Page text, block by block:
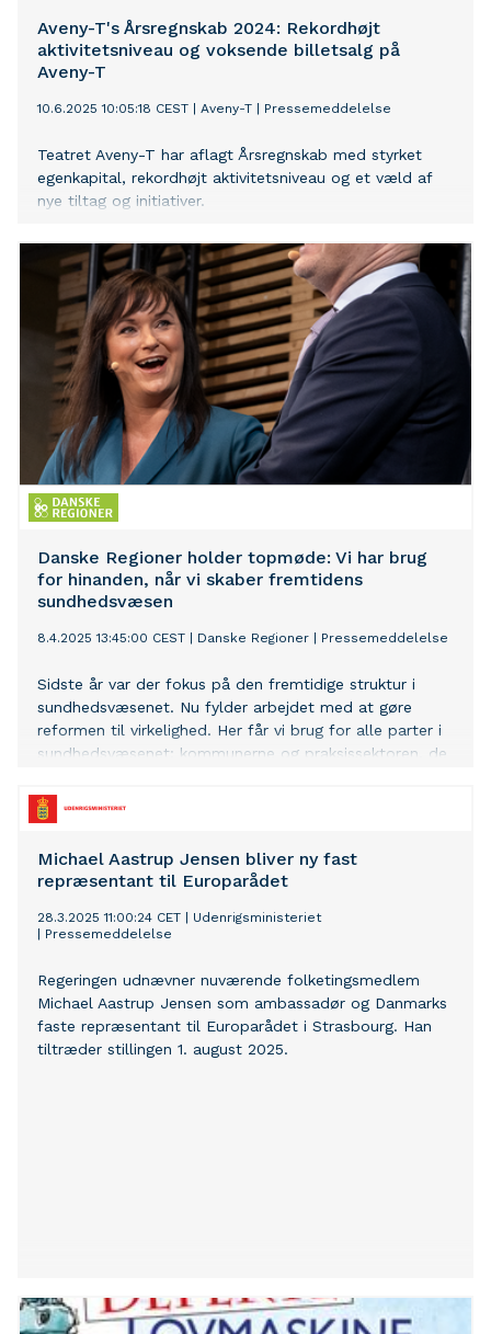
Aveny-T's Årsregnskab 2024: Rekordhøjt
aktivitetsniveau og voksende billetsalg på
Aveny-T
10.6.2025 10:05:18 CEST Aveny-T Pressemeddelelse
Teatret Aveny-T har aflagt Årsregnskab med styrket
egenkapital, rekordhøjt aktivitetsniveau og et væld af
nye tiltag og initiativer.
Danske Regioner holder topmøde: Vi har brug
for hinanden, når vi skaber fremtidens
sundhedsvæsen
8.4.2025 13:45:00 CEST Danske Regioner Pressemeddelelse
Sidste år var der fokus på den fremtidige struktur i
sundhedsvæsenet. Nu fylder arbejdet med at gøre
reformen til virkelighed. Her får vi brug for alle parter i
sundhedsvæsenet: kommunerne og praksissektoren, de
Christiansborg, når vi skal udvikle vores sundhedsvæsen
og velfærdssamfund. Det og meget andet er til debat,
Aarhus torsdag den 10. april.
Michael Aastrup Jensen bliver ny fast
repræsentant til Europarådet
28.3.2025 11:00:24 CET
Udenrigsministeriet
Pressemeddelelse
Regeringen udnævner nuværende folketingsmedlem
Michael Aastrup Jensen som ambassadør og Danmarks
faste repræsentant til Europarådet i Strasbourg. Han
tiltræder stillingen 1. august 2025.